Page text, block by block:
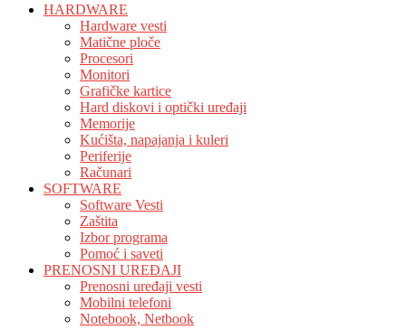
HARDWARE
Hardware vesti
Matične ploče
Procesori
Monitori
Grafičke kartice
Hard diskovi i optički uređaji
Memorije
Kućišta, napajanja i kuleri
Periferije
Računari
SOFTWARE
Software Vesti
Zaštita
Izbor programa
Pomoć i saveti
PRENOSNI UREĐAJI
Prenosni uređaji vesti
Mobilni telefoni
Notebook, Netbook